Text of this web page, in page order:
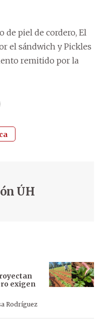
de piel de cordero, El
el sándwich y Pickles
remitido por la
ÚH
exigen
Rodríguez